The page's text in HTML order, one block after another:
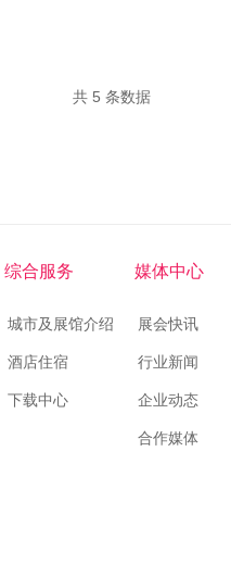
共 5 条数据
综合服务
城市及展馆介绍
酒店住宿
下载中心
媒体中心
展会快讯
行业新闻
企业动态
合作媒体